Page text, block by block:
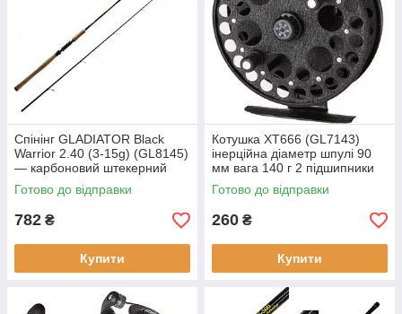
Cпінінг GLADIATOR Black
Warrior 2.40 (3-15g) (GL8145)
— карбоновий штекерний
вага 210 г середньо-швидкий
стрій
Готово до відправки
782 ₴
Купити
Котушка XT666 (GL7143)
інерційна діаметр шпулі 90
мм вага 140 г 2 підшипники
Готово до відправки
260 ₴
Купити